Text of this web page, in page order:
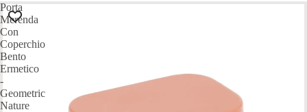
Porta
Merenda
Con
Coperchio
Bento
Ermetico
-
Geometric
Nature